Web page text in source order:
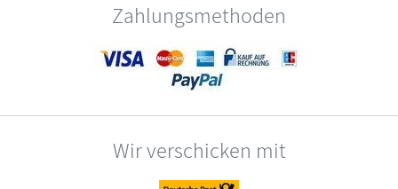
Zahlungsmethoden
Wir verschicken mit